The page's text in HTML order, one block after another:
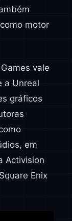
motor
vale
a Unreal
gráficos
em
Activision
Enix